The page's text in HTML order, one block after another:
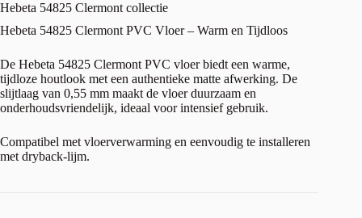
Hebeta 54825 Clermont collectie
Hebeta 54825 Clermont PVC Vloer – Warm en Tijdloos
De Hebeta 54825 Clermont PVC vloer biedt een warme,
tijdloze houtlook met een authentieke matte afwerking. De
slijtlaag van 0,55 mm maakt de vloer duurzaam en
onderhoudsvriendelijk, ideaal voor intensief gebruik.
Compatibel met vloerverwarming en eenvoudig te installeren
met dryback-lijm.